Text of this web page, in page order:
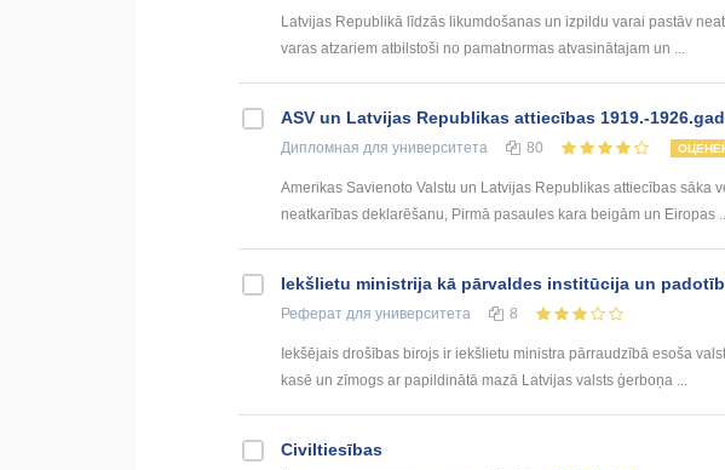
Latvijas Republikā līdzās likumdošanas un izpildu varai pastāv
varas atzariem atbilstoši no pamatnormas atvasinātajam un ...
ASV un Latvijas Republikas attiecības 1919.-
Дипломная для университета 80
Amerikas Savienoto Valstu un Latvijas Republikas attiecības sāka
neatkarības deklarēšanu, Pirmā pasaules kara beigām un Eiropas
Iekšlietu ministrija kā pārvaldes institūcija un
Реферат для университета 8
Iekšējais drošības birojs ir iekšlietu ministra pārraudzībā esoša
kasē un zīmogs ar papildinātā mazā Latvijas valsts ģerboņa ...
Civiltiesības